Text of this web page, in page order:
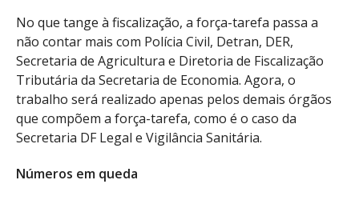
No que tange à fiscalização, a força-tarefa passa a
não contar mais com Polícia Civil, Detran, DER,
Secretaria de Agricultura e Diretoria de Fiscalização
Tributária da Secretaria de Economia. Agora, o
trabalho será realizado apenas pelos demais órgãos
que compõem a força-tarefa, como é o caso da
Secretaria DF Legal e Vigilância Sanitária.
Números em queda